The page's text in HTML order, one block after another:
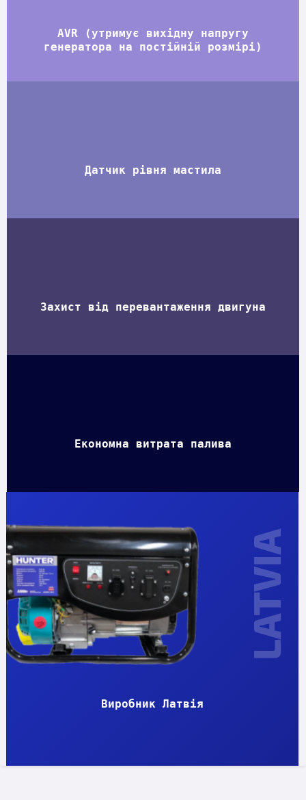
AVR (утримує вихідну напругу
генератора на постійній розмірі)
Датчик рівня мастила
Захист від перевантаження двигуна
Економна витрата палива
Виробник Латвія